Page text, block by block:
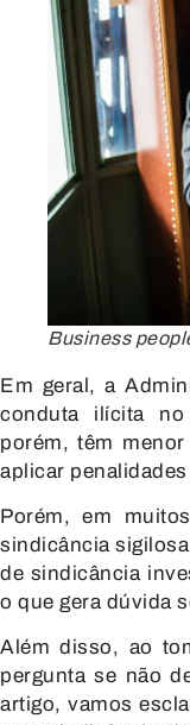
Business
Em geral, a
conduta ilícita no
porém, têm
aplicar
Porém, em
sindicância
de sindicância
o que gera dúvida
Além disso, ao
pergunta se não
artigo, vamos